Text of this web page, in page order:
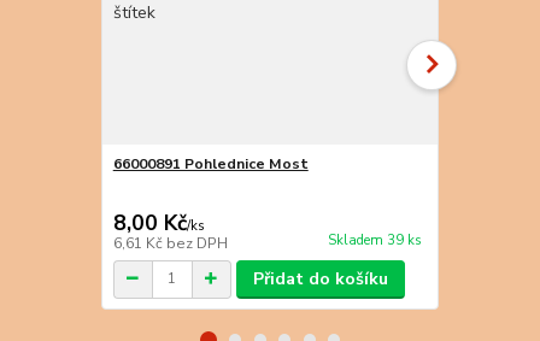
66000891 Pohlednice Most
8,00 Kč/ks
6,61 Kč bez DPH Skladem 39 ks
Přidat do košíku